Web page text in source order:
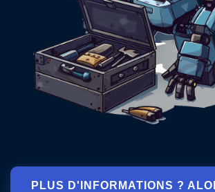
PLUS D'INFORMATIONS ?